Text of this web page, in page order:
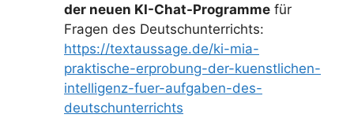
der neuen KI-Chat-Programme für
Fragen des Deutschunterrichts:
https://textaussage.de/ki-mia-
praktische-erprobung-der-kuenstlichen-
intelligenz-fuer-aufgaben-des-
deutschunterrichts